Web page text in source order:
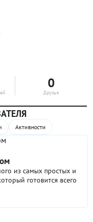
0
Друзья
Активности
из самых простых и
готовится всего